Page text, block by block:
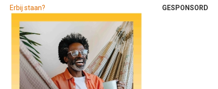
Erbij staan? GESPONSORD